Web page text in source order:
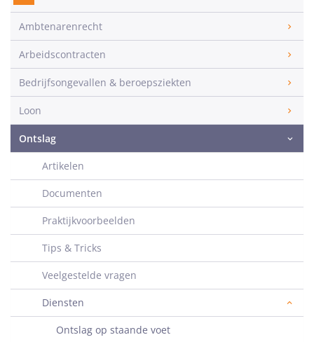
Ambtenarenrecht
Arbeidscontracten
Bedrijfsongevallen & beroepsziekten
Loon
Ontslag
Artikelen
Documenten
Praktijkvoorbeelden
Tips & Tricks
Veelgestelde vragen
Diensten
Ontslag op staande voet